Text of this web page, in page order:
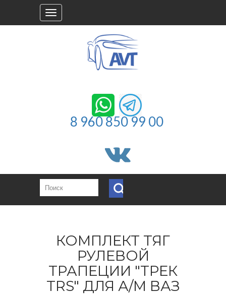
Toggle
navigation
8 960 850 99 00
КОМПЛЕКТ ТЯГ
РУЛЕВОЙ
ТРАПЕЦИИ "ТРЕК
TRS" ДЛЯ А/М ВАЗ